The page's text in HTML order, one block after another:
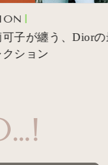
子が纏う、Diorの
ション